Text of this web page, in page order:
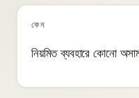
কেন
নিয়মিত ব্যবহারে কোনো